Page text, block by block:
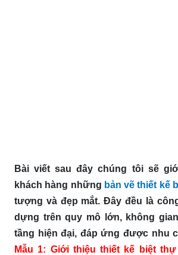
Bài viết sau đây chúng tôi sẽ
khách hàng những bản vẽ thiết kế
tượng và đẹp mắt. Đây đều là
dựng trên quy mô lớn, không
tầng hiện đại, đáp ứng được nhu
Mẫu 1: Giới thiệu thiết kế biệt